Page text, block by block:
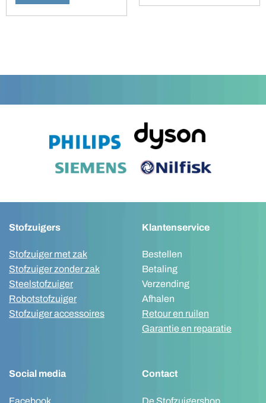
Stofzuigers
Stofzuiger met zak
Stofzuiger zonder zak
Steelstofzuiger
Robotstofzuiger
Stofzuiger accessoires
Klantenservice
Bestellen
Betaling
Verzending
Afhalen
Retour en ruilen
Garantie en reparatie
Social media
Facebook
Contact
De Stofzuigershop